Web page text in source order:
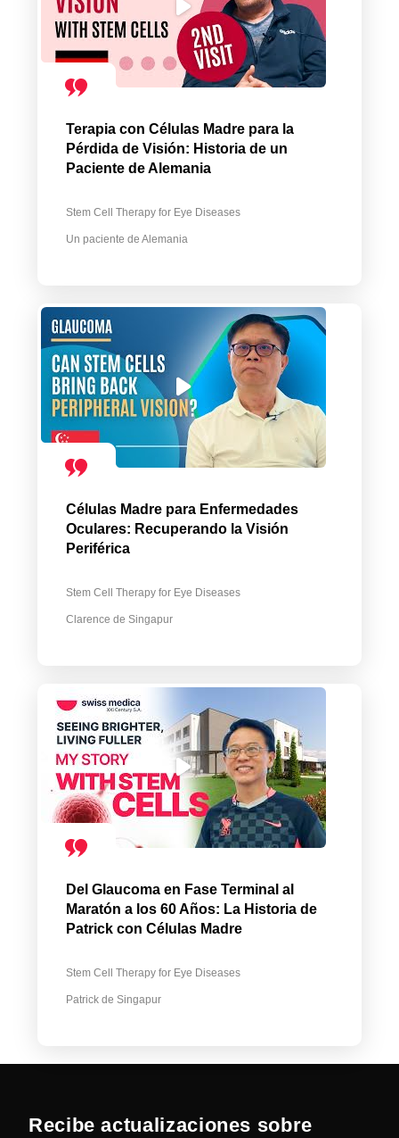
Terapia con Células Madre para la
Pérdida de Visión: Historia de un
Paciente de Alemania
Stem Cell Therapy for Eye Diseases
Un paciente de Alemania
Células Madre para Enfermedades
Oculares: Recuperando la Visión
Periférica
Stem Cell Therapy for Eye Diseases
Clarence de Singapur
Del Glaucoma en Fase Terminal al
Maratón a los 60 Años: La Historia de
Patrick con Células Madre
Stem Cell Therapy for Eye Diseases
Patrick de Singapur
Recibe actualizaciones sobre